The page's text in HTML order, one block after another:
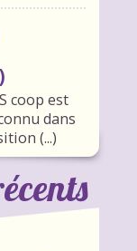
coop est
dans
(...)